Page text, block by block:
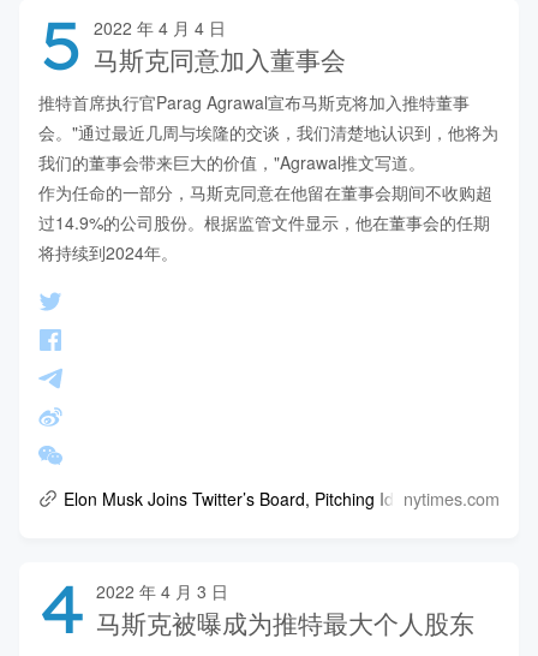
5 2022 年 4 月 4 日
马斯克同意加入董事会
推特首席执行官Parag Agrawal宣布马斯克将加入推特董事
会。"通过最近几周与埃隆的交谈，我们清楚地认识到，他将为
我们的董事会带来巨大的价值，"Agrawal推文写道。
作为任命的一部分，马斯克同意在他留在董事会期间不收购超
过14.9%的公司股份。根据监管文件显示，他在董事会的任期
将持续到2024年。
Elon Musk Joins Twitter’s Board, Pitching Ideas Big and Small
nytimes.com
4 2022 年 4 月 3 日
马斯克被曝成为推特最大个人股东